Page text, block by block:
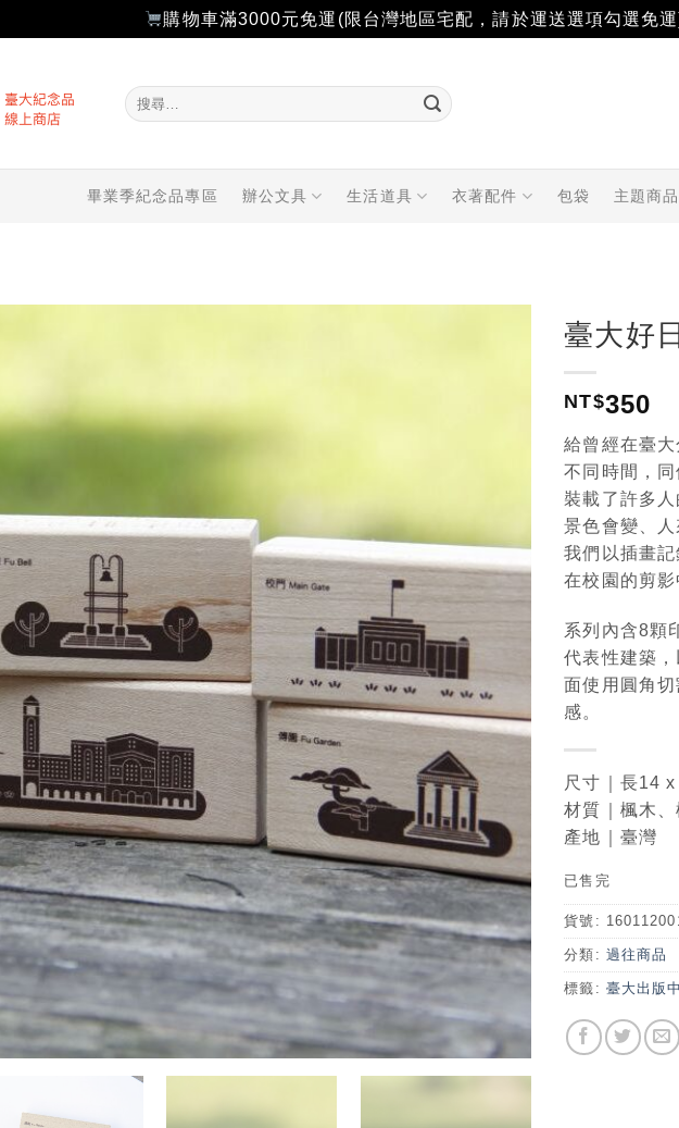
購物車滿3000元免運(限台灣地區宅配，請於運送選項勾選免
搜
尋
畢業季紀念品專區 辦公文具 生活道具 衣著配件 包袋 主題商品
臺大好
NT$350
給曾經在臺
不同時間，
裝載了許多
景色會變、
我們以插畫
在校園的剪
系列內含8顆
代表性建築
面使用圓角
感。
尺寸｜長14
材質｜楓木
產地｜臺灣
已售完
貨號:
分類: 過往商品
標籤: 臺大出版